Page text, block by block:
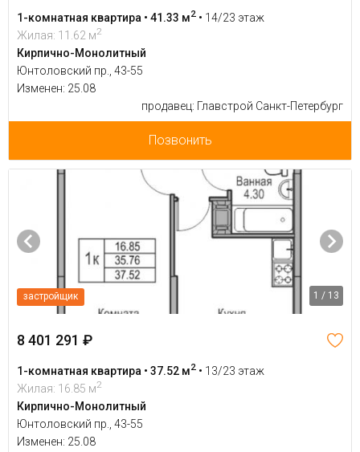
1-комнатная квартира • 41.33 м2 • 14/23 этаж
Жилая: 11.62 м2
Кирпично-Монолитный
Юнтоловский пр., 43-55
Изменен: 25.08
продавец: Главстрой Санкт-Петербург
Позвонить
застройщик 1 / 13
8 401 291 ₽
1-комнатная квартира • 37.52 м2 • 13/23 этаж
Жилая: 16.85 м2
Кирпично-Монолитный
Юнтоловский пр., 43-55
Изменен: 25.08